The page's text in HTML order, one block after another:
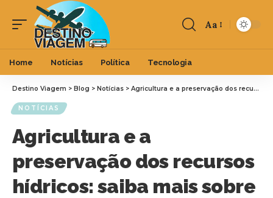
Aa
Home Notícias Política Tecnologia
Destino Viagem > Blog > Notícias > Agricultura e a preservação dos recursos hídricos: saiba mais sobre essa dinâmica com o produtor rural Agenor Vicente Pelissa
NOTÍCIAS
Agricultura e a
preservação dos recursos
hídricos: saiba mais sobre